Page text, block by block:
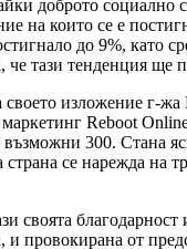
доброто социално
на които се е
до 9%, като
че тази тенденция ще
изложение г-жа
Reboot
възможни 300. Стана
страна се нарежда на
своята
и провокирана от